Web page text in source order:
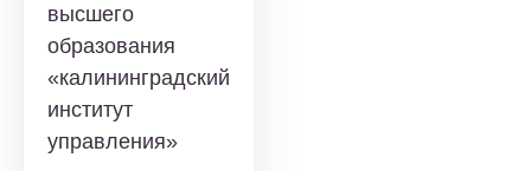
высшего
образования
«калининградский
институт
управления»